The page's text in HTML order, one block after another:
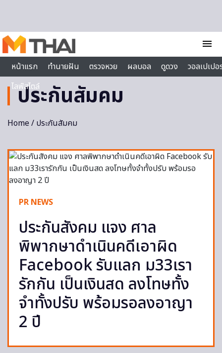
menu
หน้าแรก
ทำนายฝัน ตรวจหวย ผลบอล ดูดวง
วอลเปเป
ไลฟ์สไตล์
ประกันสัมคม
Home/ ประกันสัมคม
PR NEWS
ประกันสังคม แจง ศาล
พิพากษาดำเนินคดีเอาผิด
Facebook รับแลก ม33เรา
รักกัน เป็นเงินสด ลงโทษทั้ง
จำทั้งปรับ พร้อมรอลงอาญา
2 ปี